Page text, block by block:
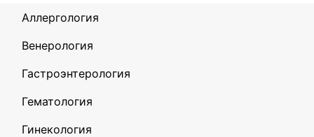
Аллергология
Венерология
Гастроэнтерология
Гематология
Гинекология